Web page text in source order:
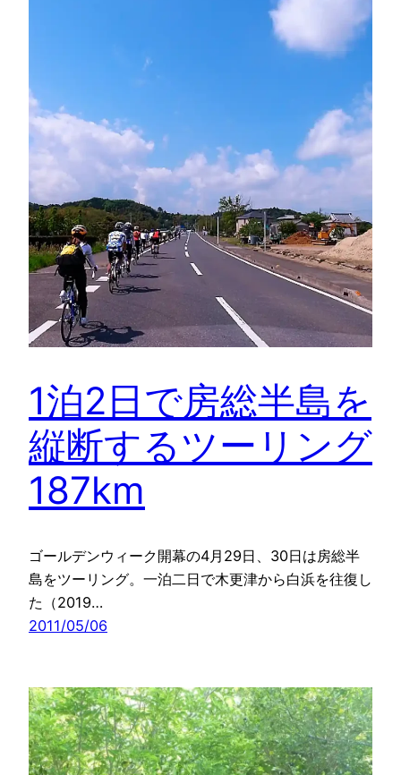
1泊2日で房総半島を
縦断するツーリング
187km
ゴールデンウィーク開幕の4月29日、30日は房総半
島をツーリング。一泊二日で木更津から白浜を往復し
た（2019…
2011/05/06